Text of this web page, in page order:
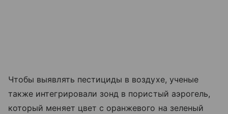
Чтобы выявлять пестициды в воздухе, ученые
также интегрировали зонд в пористый аэрогель,
который меняет цвет с оранжевого на зеленый